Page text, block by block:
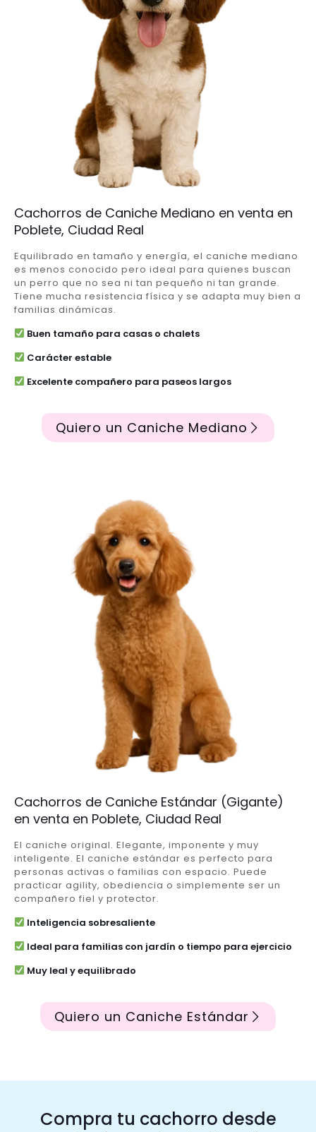
Cachorros de Caniche Mediano en venta en
Poblete, Ciudad Real
Equilibrado en tamaño y energía, el caniche mediano
es menos conocido pero ideal para quienes buscan
un perro que no sea ni tan pequeño ni tan grande.
Tiene mucha resistencia física y se adapta muy bien a
familias dinámicas.
Buen tamaño para casas o chalets
Carácter estable
Excelente compañero para paseos largos
Quiero un Caniche Mediano
Cachorros de Caniche Estándar (Gigante)
en venta en Poblete, Ciudad Real
El caniche original. Elegante, imponente y muy
inteligente. El caniche estándar es perfecto para
personas activas o familias con espacio. Puede
practicar agility, obediencia o simplemente ser un
compañero fiel y protector.
Inteligencia sobresaliente
Ideal para familias con jardín o tiempo para ejercicio
Muy leal y equilibrado
Quiero un Caniche Estándar
Compra tu cachorro desde